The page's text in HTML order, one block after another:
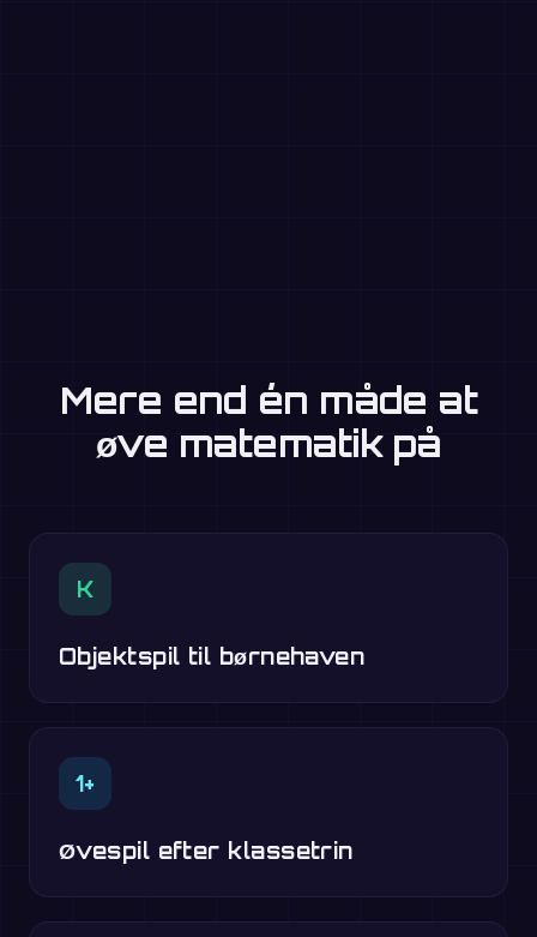
Mere end én måde at
øve matematik på
K
Objektspil til børnehaven
1+
Øvespil efter klassetrin